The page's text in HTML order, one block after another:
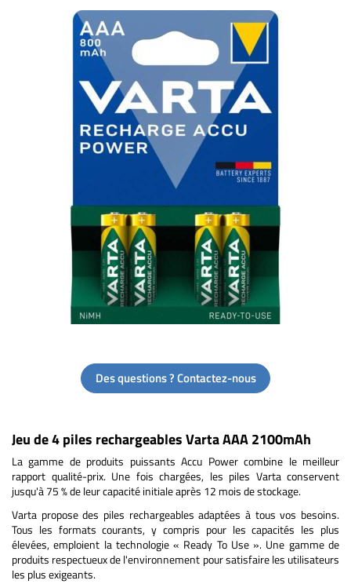
Des questions ? Contactez-nous
Jeu de 4 piles rechargeables Varta AAA 2100mAh
La gamme de produits puissants Accu Power combine le meilleur
rapport qualité-prix. Une fois chargées, les piles Varta conservent
jusqu'à 75 % de leur capacité initiale après 12 mois de stockage.
Varta propose des piles rechargeables adaptées à tous vos besoins.
Tous les formats courants, y compris pour les capacités les plus
élevées, emploient la technologie « Ready To Use ». Une gamme de
produits respectueux de l'environnement pour satisfaire les utilisateurs
les plus exigeants.